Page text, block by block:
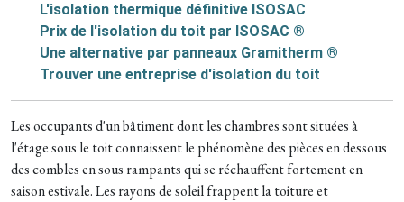
L'isolation thermique définitive ISOSAC
Prix de l'isolation du toit par ISOSAC ®
Une alternative par panneaux Gramitherm ®
Trouver une entreprise d'isolation du toit
Les occupants d'un bâtiment dont les chambres sont situées à
l'étage sous le toit connaissent le phénomène des pièces en dessous
des combles en sous rampants qui se réchauffent fortement en
saison estivale. Les rayons de soleil frappent la toiture et